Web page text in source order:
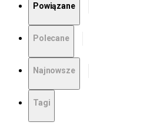
Powiązane
Polecane
Najnowsze
Tagi